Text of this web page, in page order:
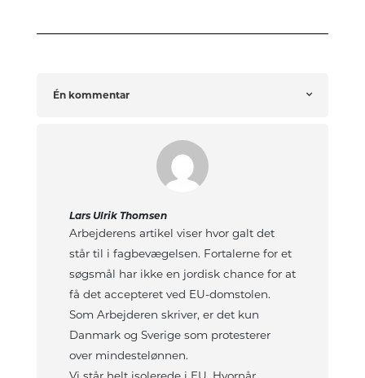
Én kommentar
Lars Ulrik Thomsen
Arbejderens artikel viser hvor galt det
står til i fagbevægelsen. Fortalerne for et
søgsmål har ikke en jordisk chance for at
få det accepteret ved EU-domstolen.
Som Arbejderen skriver, er det kun
Danmark og Sverige som protesterer
over mindestelønnen.